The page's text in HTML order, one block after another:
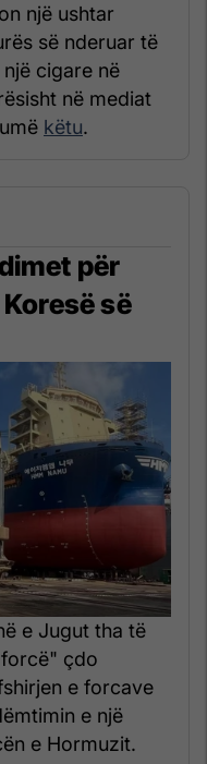
një ushtar
së nderuar të
cigare në
në mediat
këtu.
për
së
e Jugut tha të
çdo
e forcave
e një
e Hormuzit.